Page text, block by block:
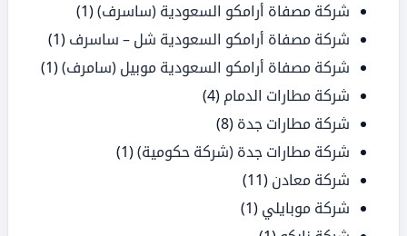
شركة مصفاة أرامكو السعودية (ساسرف)(1)
شركة مصفاة أرامكو السعودية شل – ساسرف (1)
شركة مصفاة أرامكو السعودية موبيل (سامرف)(1)
شركة مطارات الدمام (4)
شركة مطارات جدة (8)
شركة مطارات جدة (شركة حكومية)(1)
شركة معادن (11)
شركة موبايلي (1)